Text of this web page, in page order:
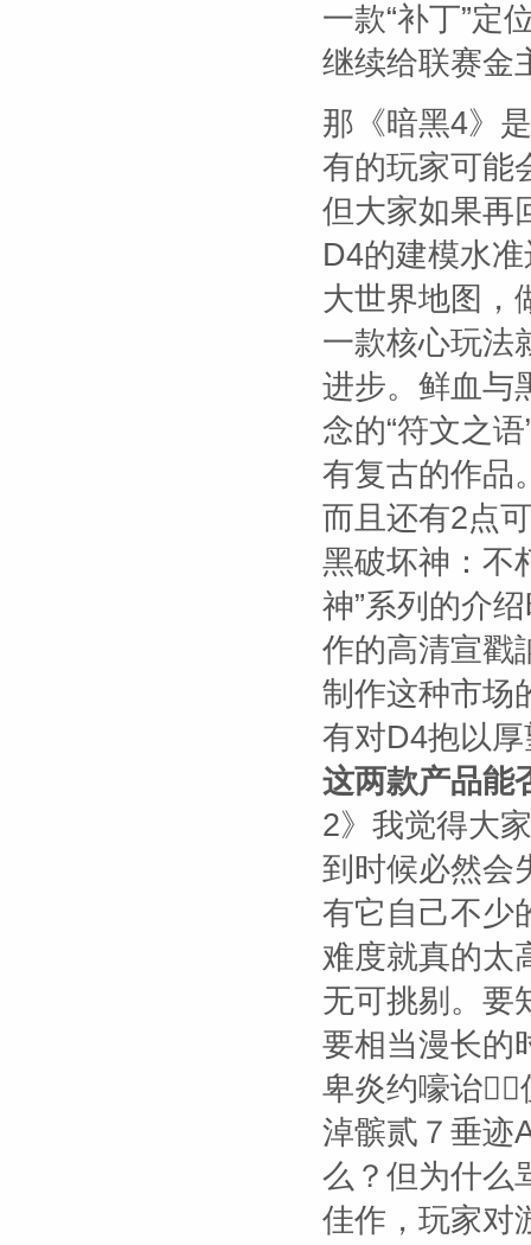
一款“补丁”
继续给联赛金
那《暗黑4》
有的玩家可能
但大家如果再
D4的建模水
大世界地图，
一款核心玩法
进步。鲜血与
念的“符文之
有复古的作品
而且还有2点
黑破坏神：不
神”系列的介
作的高清宣戳
制作这种市场
有对D4抱以
这两款产品能
2》我觉得大
到时候必然会
有它自己不少
难度就真的太
无可挑剔。要
要相当漫长的
卑炎约嚎诒
淖髌贰７垂迹
么？但为什么
佳作，玩家对